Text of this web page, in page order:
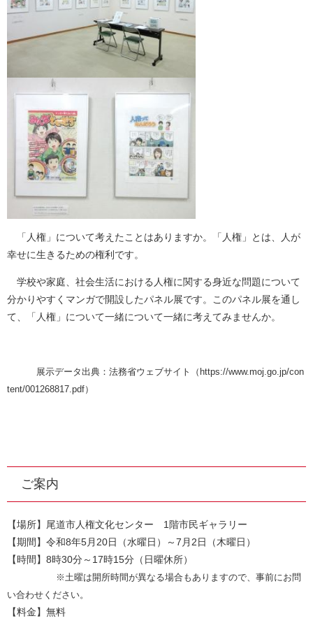
「人権」について考えたことはありますか。「人権」とは、人が
幸せに生きるための権利です。
学校や家庭、社会生活における人権に関する身近な問題について
分かりやすくマンガで開設したパネル展です。このパネル展を通し
て、「人権」について一緒について一緒に考えてみませんか。
展示データ出典：法務省ウェブサイト（https://www.moj.go.jp/con
tent/001268817.pdf）
ご案内
​【場所】尾道市人権文化センター 1階市民ギャラリー
【期間】令和8年5月20日（水曜日）～7月2日（木曜日）
【時間】8時30分～17時15分（日曜休所）
※土曜は開所時間が異なる場合もありますので、事前にお問
い合わせください。
【料金】無料